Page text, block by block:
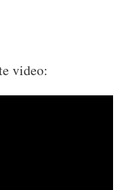
video: